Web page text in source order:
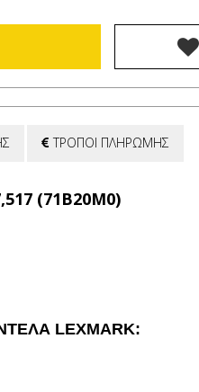
ΤΡΟΠΟΙ ΠΛΗΡΩΜΗΣ
(71B20M0)
LEXMARK: